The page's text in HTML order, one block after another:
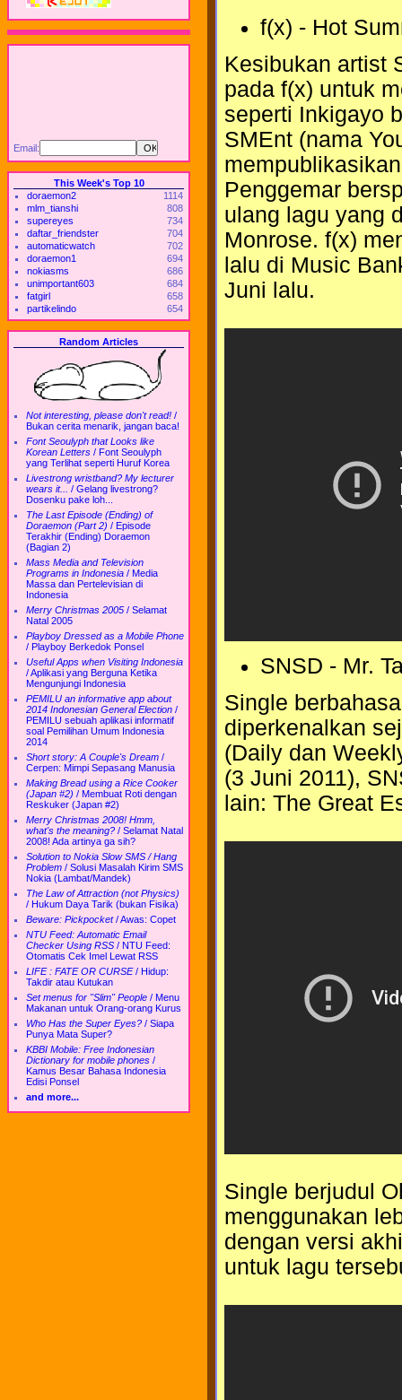
Email:
This Week's Top 10
doraemon2
1114
mlm_tianshi
808
supereyes
734
daftar_friendster
704
automaticwatch
702
doraemon1
694
nokiasms
686
unimportant603
684
fatgirl
658
partikelindo
654
Random Articles
Not interesting, please don't read! /
Bukan cerita menarik, jangan baca!
Font Seoulyph that Looks like
Korean Letters / Font Seoulyph
yang Terlihat seperti Huruf Korea
Livestrong wristband? My lecturer
wears it...
/ Gelang livestrong?
Dosenku pake loh...
The Last Episode (Ending) of
Doraemon (Part 2) / Episode
Terakhir (Ending) Doraemon
(Bagian 2)
Mass Media and Television
Programs in Indonesia / Media
Massa dan Pertelevisian di
Indonesia
Merry Christmas 2005 / Selamat
Natal 2005
Playboy Dressed as a Mobile Phone
/ Playboy Berkedok Ponsel
Useful Apps when Visiting Indonesia
/Aplikasi yang Berguna Ketika
Mengunjungi Indonesia
PEMILU an informative app about
2014 Indonesian General Election /
PEMILU sebuah aplikasi informatif
soal Pemilihan Umum Indonesia
2014
Short story: A Couple's Dream /
Cerpen: Mimpi Sepasang Manusia
Making Bread using a Rice Cooker
(Japan #2) / Membuat Roti dengan
Reskuker (Japan #2)
Merry Christmas 2008! Hmm,
what's the meaning? / Selamat Natal
2008! Ada artinya ga sih?
Solution to Nokia Slow SMS / Hang
Problem / Solusi Masalah Kirim SMS
Nokia (Lambat/Mandek)
The Law of Attraction (not Physics)
/ Hukum Daya Tarik (bukan Fisika)
Beware: Pickpocket/Awas: Copet
NTU Feed: Automatic Email
Checker Using RSS / NTU Feed:
Otomatis Cek Imel Lewat RSS
LIFE : FATE OR CURSE/ Hidup:
Takdir atau Kutukan
Set menus for "Slim" People / Menu
Makanan untuk Orang-orang Kurus
Who Has the Super Eyes? / Siapa
Punya Mata Super?
KBBI Mobile: Free Indonesian
Dictionary for mobile phones /
Kamus Besar Bahasa Indonesia
Edisi Ponsel
and more...
f(x) - Hot
Kesibukan artist
pada f(x) untuk
seperti Inkigayo
SMEnt (nama
Penggemar
ulang lagu yang
Monrose. f(x)
lalu di Music
Juni lalu.
SNSD - Mr.
Single
diperkenalkan
(Daily dan
(3 Juni 2011),
lain: The Great
Single berjudul
menggunakan
dengan versi
untuk lagu